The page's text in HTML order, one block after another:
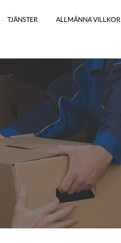
TJÄNSTER ALLMÄNNA VILLKOR